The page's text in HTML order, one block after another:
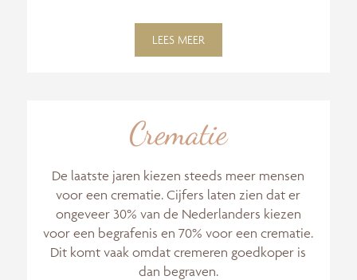
LEES MEER
Crematie
De laatste jaren kiezen steeds meer mensen
voor een crematie. Cijfers laten zien dat er
ongeveer 30% van de Nederlanders kiezen
voor een begrafenis en 70% voor een crematie.
Dit komt vaak omdat cremeren goedkoper is
dan begraven.